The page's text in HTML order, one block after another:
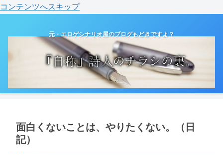
コンテンツへスキップ
元・エロゲシナリオ屋のブログもどきですよ？
面白くないことは、やりたくない。（日
記）